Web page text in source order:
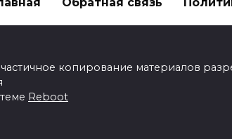
копирование материалов
Reboot